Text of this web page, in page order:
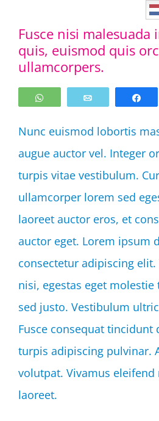
naar
inhoud
Fusce nisi malesuada
quis, euismod quis
ullamcorpers.
WhatsApp
Nunc euismod lobortis
augue auctor vel. Integer
turpis vitae vestibulum.
ullamcorper lorem sed
laoreet auctor eros, et
auctor eget. Lorem ipsum
consectetur adipiscing
nisi, egestas eget
sed justo. Vestibulum
Fusce consequat tincidunt
turpis adipiscing pulvinar.
volutpat. Vivamus
laoreet.